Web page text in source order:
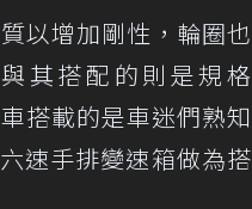
以增加剛性，輪圈也
其搭配的則是規格
搭載的是車迷們熟知
速手排變速箱做為搭